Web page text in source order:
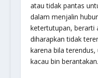
atau tidak pantas
dalam menjalin
ketertutupan, berarti
diharapkan tidak
karena bila
kacau bin berantakan.